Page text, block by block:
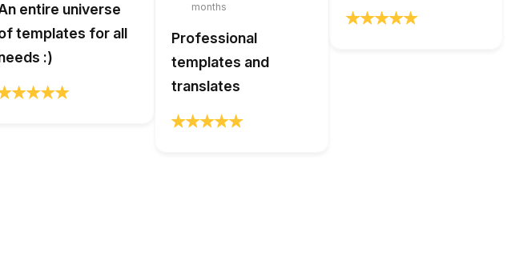
entire universe
templates for all
:)
months
Professional
templates and
translates